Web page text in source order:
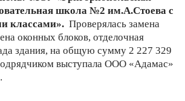
школа №2 им.А.Стоева с
классами».Проверялась замена
оконных блоков, отделочная
здания, на общую сумму 2 227 329
выступала ООО «Адамас»